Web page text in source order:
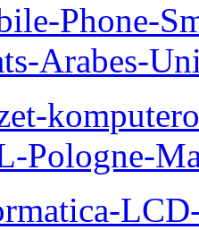
Phone-
Arabes-
Pologne-